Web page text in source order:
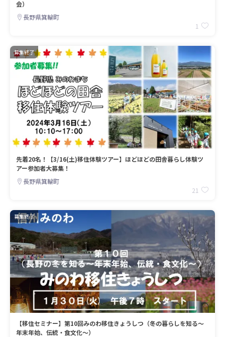
会）
長野県箕輪町
1
募集終了
先着20名！【3/16(土)移住体験ツアー】ほどほどの田舎暮らし体験ツ
アー参加者大募集！
長野県箕輪町
21
募集終了
【移住セミナー】第10回みのわ移住きょうしつ（冬の暮らしを知る～
年末年始、伝統・食文化～）